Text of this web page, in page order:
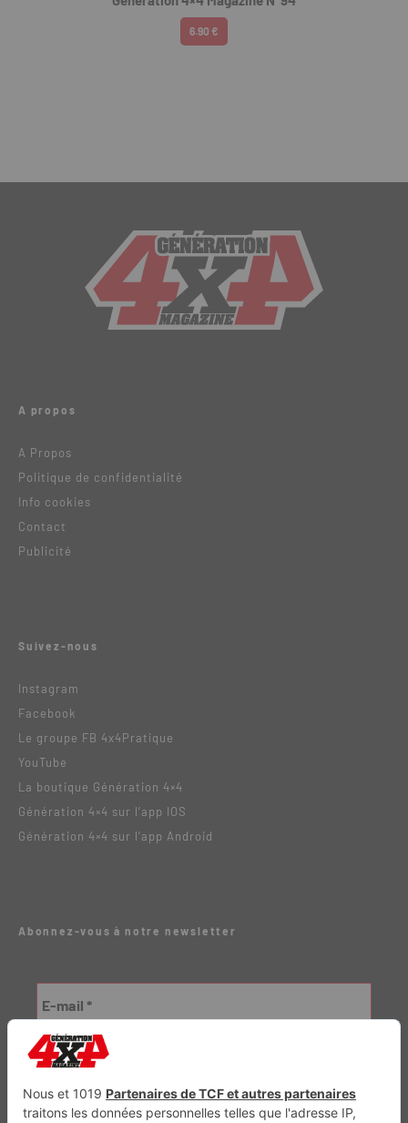
6.90 €
A propos
A Propos
Politique de confidentialité
Info cookies
Contact
Publicité
Suivez-nous
Instagram
Facebook
Le groupe FB 4x4Pratique
YouTube
La boutique Génération 4×4
Génération 4×4 sur l’app IOS
Génération 4×4 sur l’app Android
Abonnez-vous à notre newsletter